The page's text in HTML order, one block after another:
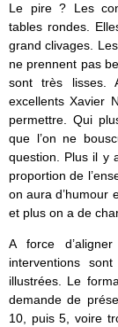
Le pire ? Les
tables rondes.
grand clivages.
ne prennent pas
sont très lisses.
excellents Xavier
permettre. Qui
que l’on ne
question. Plus il y
proportion de
on aura d’humour
et plus on a de
A force
interventions
illustrées. Le
demande de
10, puis 5, voire